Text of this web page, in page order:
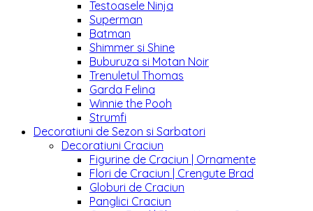
Testoasele Ninja
Superman
Batman
Shimmer si Shine
Buburuza si Motan Noir
Trenuletul Thomas
Garda Felina
Winnie the Pooh
Strumfi
Decoratiuni de Sezon si Sarbatori
Decoratiuni Craciun
Figurine de Craciun | Ornamente
Flori de Craciun | Crengute Brad
Globuri de Craciun
Panglici Craciun